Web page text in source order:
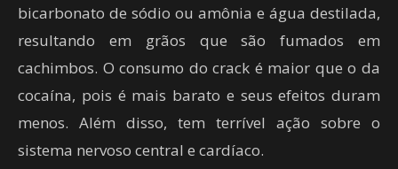
bicarbonato de sódio ou amônia e água destilada,
resultando em grãos que são fumados em
cachimbos. O consumo do crack é maior que o da
cocaína, pois é mais barato e seus efeitos duram
menos. Além disso, tem terrível ação sobre o
sistema nervoso central e cardíaco.